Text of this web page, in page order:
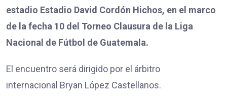
estadio Estadio David Cordón Hichos, en el marco
de la fecha 10 del Torneo Clausura de la Liga
Nacional de Fútbol de Guatemala.
El encuentro será dirigido por el árbitro
internacional Bryan López Castellanos.